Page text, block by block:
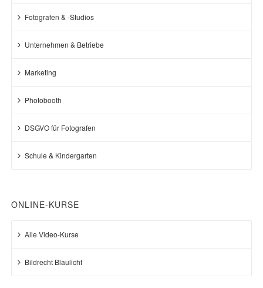
Fotografen & -Studios
Unternehmen & Betriebe
Marketing
Photobooth
DSGVO für Fotografen
Schule & Kindergarten
ONLINE-KURSE
Alle Video-Kurse
Bildrecht Blaulicht